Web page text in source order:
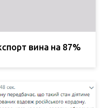
вина на 87%